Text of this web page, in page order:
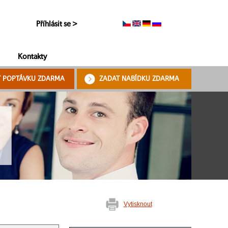
Příhlásit se >
Kontakty
POPTÁVKU ZDARMA ZADAT NABÍDKU ZDARMA
Vytisknout